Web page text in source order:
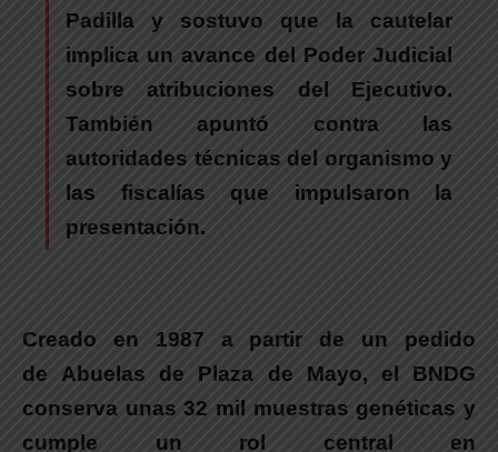
Padilla y sostuvo que la cautelar
implica un avance del Poder Judicial
sobre atribuciones del Ejecutivo.
También apuntó contra las
autoridades técnicas del organismo y
las fiscalías que impulsaron la
presentación.
Creado en 1987 a partir de un pedido
de Abuelas de Plaza de Mayo, el BNDG
conserva unas 32 mil muestras genéticas y
cumple un rol central en